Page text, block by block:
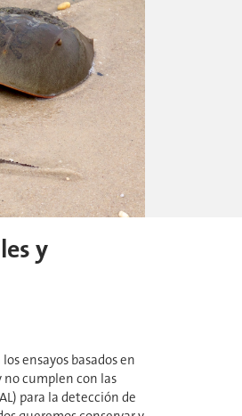
y
ensayos basados en
no cumplen con las
para la detección de